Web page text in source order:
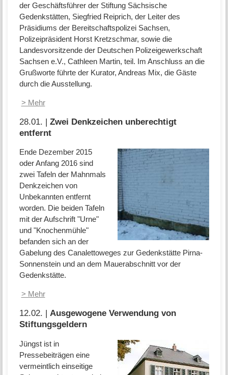
der Geschäftsführer der Stiftung Sächsische
Gedenkstätten, Siegfried Reiprich, der Leiter des
Präsidiums der Bereitschaftspolizei Sachsen,
Polizeipräsident Horst Kretzschmar, sowie die
Landesvorsitzende der Deutschen Polizeigewerkschaft
Sachsen e.V., Cathleen Martin, teil. Im Anschluss an die
Grußworte führte der Kurator, Andreas Mix, die Gäste
durch die Ausstellung.
> Mehr
28.01. | Zwei Denkzeichen unberechtigt
entfernt
Ende Dezember 2015
oder Anfang 2016 sind
zwei Tafeln der Mahnmals
Denkzeichen von
Unbekannten entfernt
worden. Die beiden Tafeln
mit der Aufschrift "Urne"
und "Knochenmühle"
befanden sich an der
Gabelung des Canalettoweges zur Gedenkstätte Pirna-
Sonnenstein und an dem Mauerabschnitt vor der
Gedenkstätte.
> Mehr
12.02. | Ausgewogene Verwendung von
Stiftungsgeldern
Jüngst ist in
Pressebeiträgen eine
vermeintlich einseitige